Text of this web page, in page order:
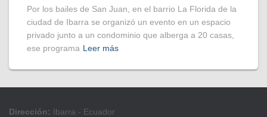
Por los bailes de San Juan, en el barrio La Florida de la
ciudad de Ibarra se organizó un evento en un espacio
privado junto a un condominio que alberga a 20 casas,
ese programa Leer más
Dirección: Ibarra - Ecuador